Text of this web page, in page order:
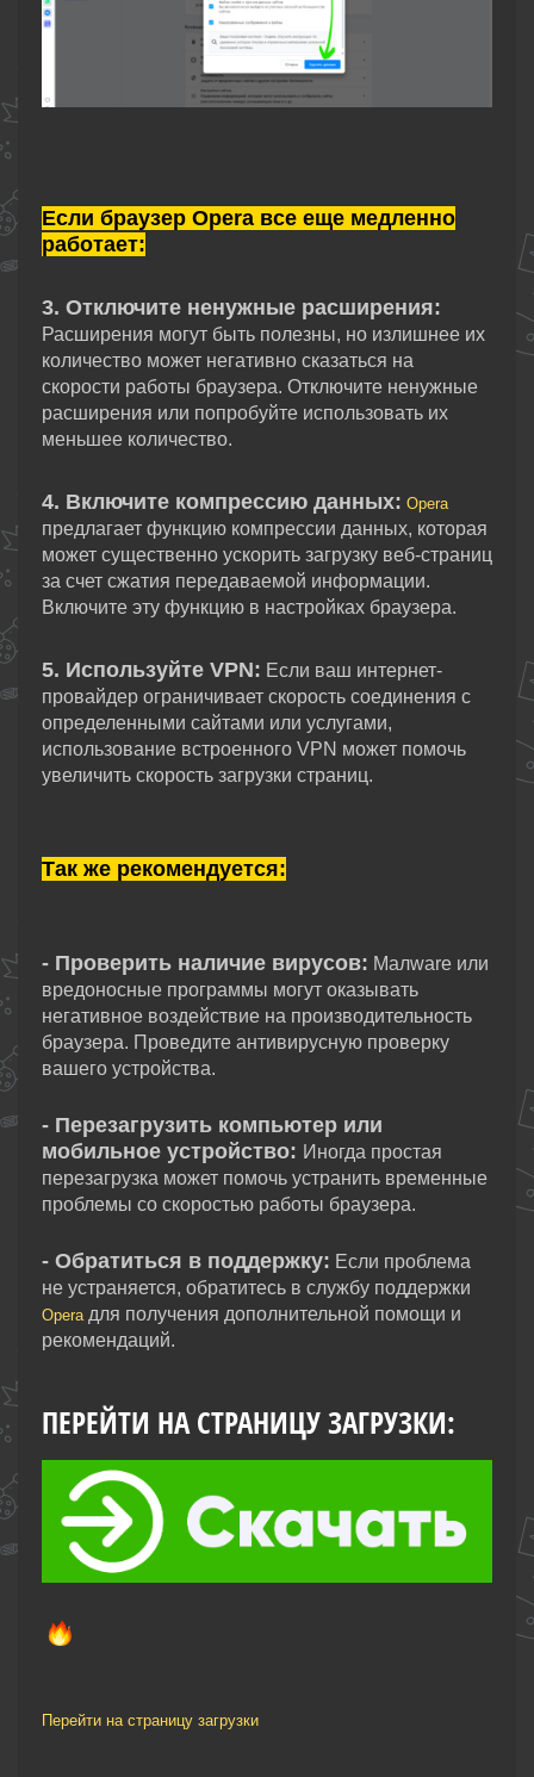
Если браузер Opera все еще медленно
работает:
3. Отключите ненужные расширения:
Расширения могут быть полезны, но излишнее их
количество может негативно сказаться на
скорости работы браузера. Отключите ненужные
расширения или попробуйте использовать их
меньшее количество.
4. Включите компрессию данных: Opera
предлагает функцию компрессии данных, которая
может существенно ускорить загрузку веб-страниц
за счет сжатия передаваемой информации.
Включите эту функцию в настройках браузера.
5. Используйте VPN: Если ваш интернет-
провайдер ограничивает скорость соединения с
определенными сайтами или услугами,
использование встроенного VPN может помочь
увеличить скорость загрузки страниц.
Так же рекомендуется:
- Проверить наличие вирусов: Малware или
вредоносные программы могут оказывать
негативное воздействие на производительность
браузера. Проведите антивирусную проверку
вашего устройства.
- Перезагрузить компьютер или
мобильное устройство: Иногда простая
перезагрузка может помочь устранить временные
проблемы со скоростью работы браузера.
- Обратиться в поддержку: Если проблема
не устраняется, обратитесь в службу поддержки
Opera для получения дополнительной помощи и
рекомендаций.
ПЕРЕЙТИ НА СТРАНИЦУ ЗАГРУЗКИ:
Перейти на страницу загрузки